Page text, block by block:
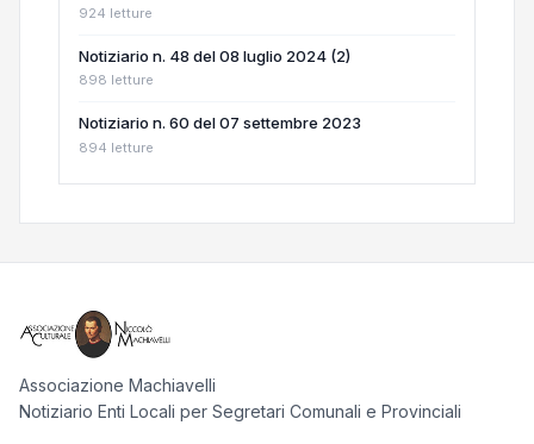
924 letture
Notiziario n. 48 del 08 luglio 2024 (2)
898 letture
Notiziario n. 60 del 07 settembre 2023
894 letture
Associazione Machiavelli
Notiziario Enti Locali per Segretari Comunali e Provinciali